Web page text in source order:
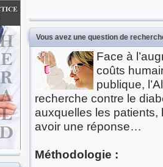
Vous avez une question de
Face à
coûts
publique,
recherche contre le
auxquelles les
avoir une réponse…
Méthodologie :